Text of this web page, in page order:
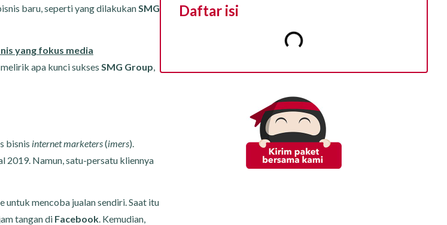
baru, seperti yang dilakukanSMG
yang fokus media
apa kunci sukses SMG Group,
bisnis internet marketers(imers).
2019. Namun, satu-persatu kliennya
mencoba jualan sendiri. Saat itu
tangan di Facebook. Kemudian,
Daftar isi